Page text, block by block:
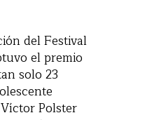
del Festival
el premio
solo 23
Polster